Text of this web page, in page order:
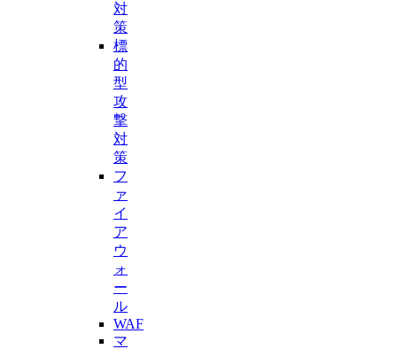
対
策
標
的
型
攻
撃
対
策
フ
ァ
イ
ア
ウ
ォ
ー
ル
WAF
マ